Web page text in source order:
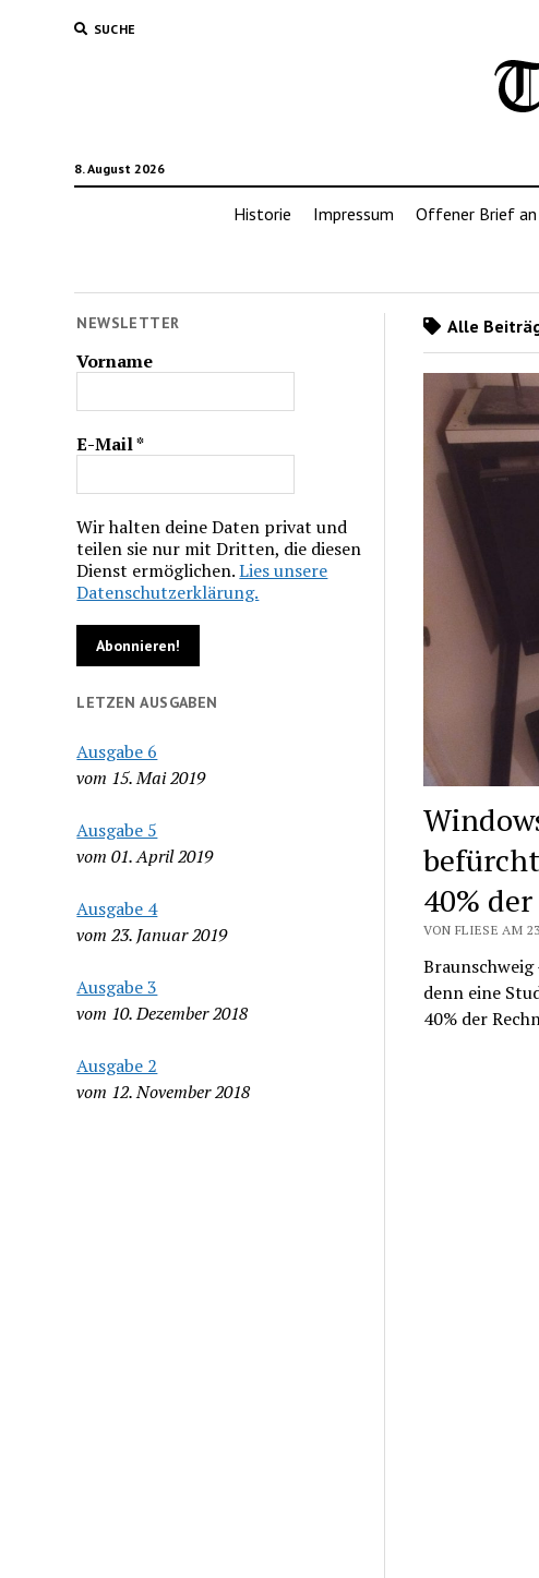
SUCHE
8. August 2026
Historie Impressum Offener Brief an
NEWSLETTER
Vorname
E-Mail*
Wir halten deine Daten privat und
teilen sie nur mit Dritten, die diesen
Dienst ermöglichen.Lies unsere
Datenschutzerklärung.
LETZEN AUSGABEN
Ausgabe 6
vom 15. Mai 2019
Ausgabe 5
vom 01. April 2019
Ausgabe 4
vom 23. Januar 2019
Ausgabe 3
vom 10. Dezember 2018
Ausgabe 2
vom 12. November 2018
Alle
40%
VON FLIESE AM
denn eine
40% der